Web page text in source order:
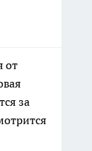
от
за